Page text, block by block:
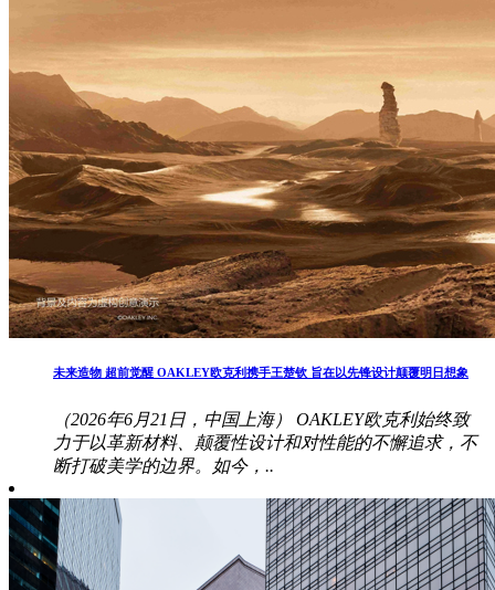
未来造物 超前觉醒 OAKLEY欧克利携手王楚钦 旨在以先锋设计颠覆明日想象
（2026年6月21日，中国上海） OAKLEY欧克利始终致
力于以革新材料、颠覆性设计和对性能的不懈追求，不
断打破美学的边界。如今，..